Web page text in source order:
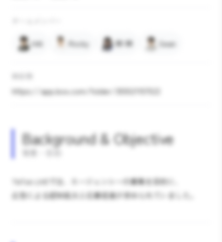
HAI Rocky 林 林 Sean
https://app.box.com/folder/355521157522
Background & Objective
背景・目的
TikTok LIVEでは、エージェンシーの募集を目的に、
広告による認知拡大と応募促進が求められていました。